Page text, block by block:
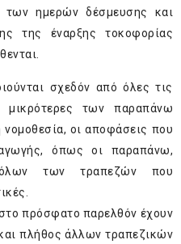
των ημερών δέσμευσης και
της έναρξης τοκοφορίας
σχεδόν από όλες τις
των παραπάνω
οι αποφάσεις που
αγωγής, όπως οι παραπάνω,
των τραπεζών που
στο πρόσφατο παρελθόν έχουν
πλήθος άλλων τραπεζικών